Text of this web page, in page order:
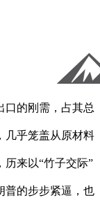
口的刚需，占其总
几乎笼盖从原材料
来以“竹子交际”
普的步步紧逼，也